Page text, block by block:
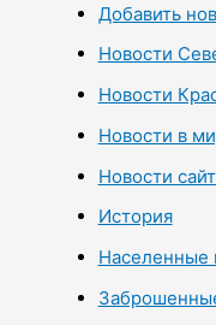
Добавить
Новости
Новости
Новости в
Новости
История
Населенные